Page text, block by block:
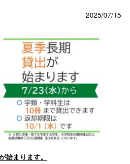
2025/07/15
始まります。